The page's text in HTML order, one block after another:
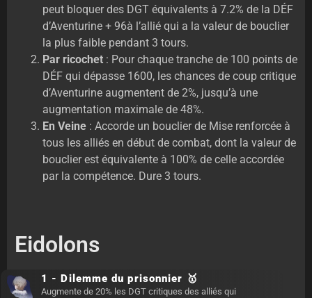
peut bloquer des DGT équivalents à 7.2% de la DÉF
d’Aventurine + 96à l’allié qui a la valeur de bouclier
la plus faible pendant 3 tours.
Par ricochet : Pour chaque tranche de 100 points de
DÉF qui dépasse 1600, les chances de coup critique
d’Aventurine augmentent de 2%, jusqu’à une
augmentation maximale de 48%.
En Veine : Accorde un bouclier de Mise renforcée à
tous les alliés en début de combat, dont la valeur de
bouclier est équivalente à 100% de celle accordée
par la compétence. Dure 3 tours.
Eidolons
1 - Dilemme du prisonnier 🥇
Augmente de 20% les DGT critiques des alliés qui